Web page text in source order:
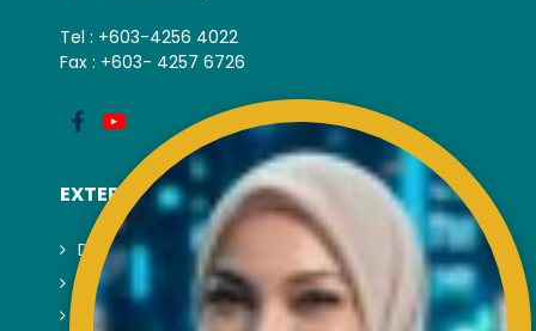
Tel : +603-4256 4022
Fax : +603- 4257 6726
EXTERNAL LINK
Disclaimer
Privacy and Security Policy
FAQs